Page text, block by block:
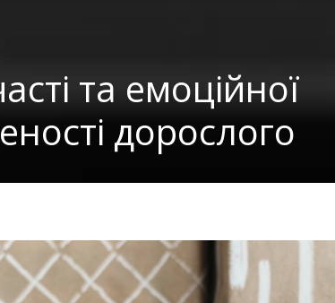
та емоційної
дорослого